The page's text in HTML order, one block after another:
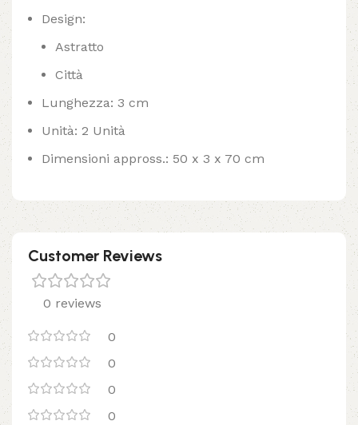
Design:
Astratto
Città
Lunghezza: 3 cm
Unità: 2 Unità
Dimensioni appross.: 50 x 3 x 70 cm
Customer Reviews
0 reviews
0
0
0
0